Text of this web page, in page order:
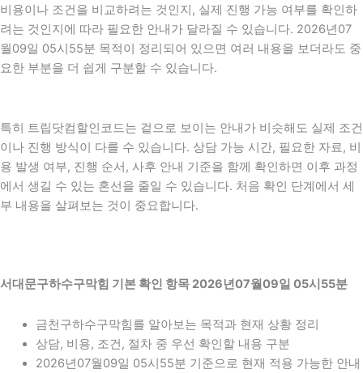
비용이나 조건을 비교하려는 것인지, 실제 진행 가능 여부를 확인하
려는 것인지에 따라 필요한 안내가 달라질 수 있습니다. 2026년07
월09일 05시55분 목적이 정리되어 있으면 여러 내용을 보더라도 중
요한 부분을 더 쉽게 구분할 수 있습니다.
특히 트립닷컴할인코드는 겉으로 보이는 안내가 비슷해도 실제 조건
이나 진행 방식이 다를 수 있습니다. 상담 가능 시간, 필요한 자료, 비
용 발생 여부, 진행 순서, 사후 안내 기준을 함께 확인하면 이후 과정
에서 생길 수 있는 혼선을 줄일 수 있습니다. 처음 확인 단계에서 세
부 내용을 살펴보는 것이 중요합니다.
서대문구하수구막힘 기본 확인 항목 2026년07월09일 05시55분
금천구하수구막힘를 알아보는 목적과 현재 상황 정리
상담, 비용, 조건, 절차 중 우선 확인할 내용 구분
2026년07월09일 05시55분 기준으로 현재 적용 가능한 안내